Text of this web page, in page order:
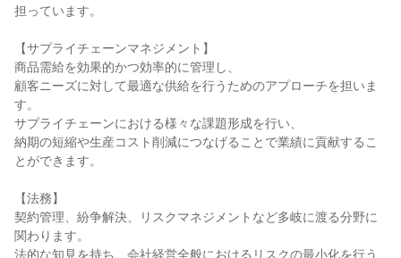
担っています。
【サプライチェーンマネジメント】
商品需給を効果的かつ効率的に管理し、
顧客ニーズに対して最適な供給を行うためのアプローチを担いま
す。
サプライチェーンにおける様々な課題形成を行い、
納期の短縮や生産コスト削減につなげることで業績に貢献するこ
とができます。
【法務】
契約管理、紛争解決、リスクマネジメントなど多岐に渡る分野に
関わります。
法的な知見を持ち、会社経営全般におけるリスクの最小化を行う